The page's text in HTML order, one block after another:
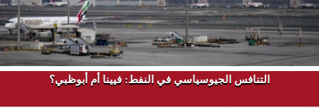
التنافس الجيوسياسي في النفط: فيينا أم أبوظبي؟